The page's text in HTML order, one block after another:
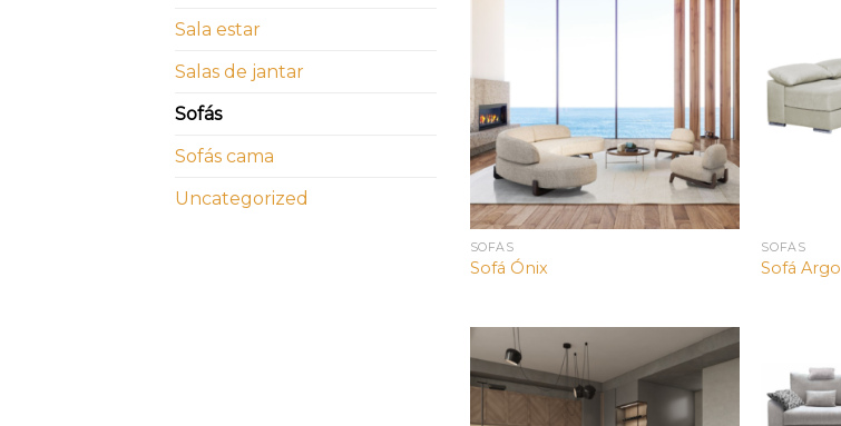
Sala estar
Salas de jantar
Sofás
Sofás cama
Uncategorized
SOFÁS
Sofá Ónix
SOFÁS
Sofá Argo